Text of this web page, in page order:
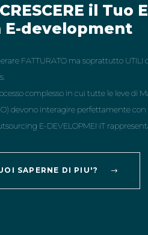
il Tuo
E-development
FATTURATO ma soprattutto
complesso in cui tutte le leve di
devono interagire perfettamente con
E-DEVELOPMENT
SAPERNE DI PIU'?